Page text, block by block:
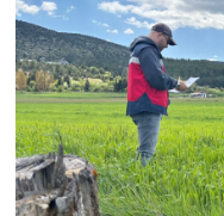
Resmi İlan
Rüya Tabirleri
Sağlık
Şaphane